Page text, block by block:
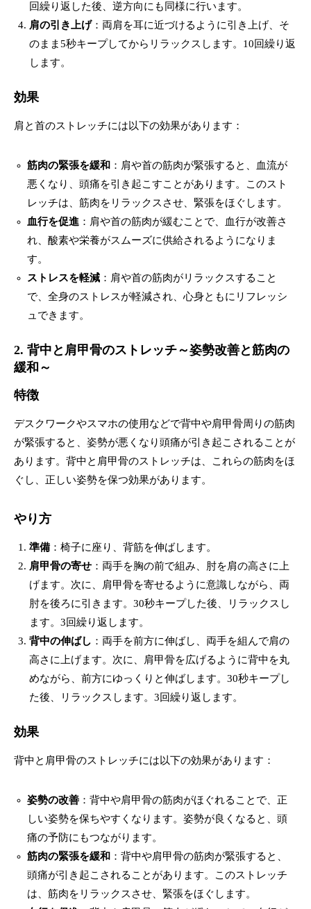
回繰り返した後、逆方向にも同様に行います。
肩の引き上げ：両肩を耳に近づけるように引き上げ、そ
のまま5秒キープしてからリラックスします。10回繰り返
します。
効果
肩と首のストレッチには以下の効果があります：
筋肉の緊張を緩和 ：肩や首の筋肉が緊張すると、血流が
悪くなり、頭痛を引き起こすことがあります。このスト
レッチは、筋肉をリラックスさせ、緊張をほぐします。
血行を促進 ：肩や首の筋肉が緩むことで、血行が改善さ
れ、酸素や栄養がスムーズに供給されるようになりま
す。
ストレスを軽減 ：肩や首の筋肉がリラックスすること
で、全身のストレスが軽減され、心身ともにリフレッシ
ュできます。
2. 背中と肩甲骨のストレッチ～姿勢改善と筋肉の
緩和～
特徴
デスクワークやスマホの使用などで背中や肩甲骨周りの筋肉
が緊張すると、姿勢が悪くなり頭痛が引き起こされることが
あります。背中と肩甲骨のストレッチは、これらの筋肉をほ
ぐし、正しい姿勢を保つ効果があります。
やり方
準備：椅子に座り、背筋を伸ばします。
肩甲骨の寄せ ：両手を胸の前で組み、肘を肩の高さに上
げます。次に、肩甲骨を寄せるように意識しながら、両
肘を後ろに引きます。30秒キープした後、リラックスし
ます。3回繰り返します。
背中の伸ばし ：両手を前方に伸ばし、両手を組んで肩の
高さに上げます。次に、肩甲骨を広げるように背中を丸
めながら、前方にゆっくりと伸ばします。30秒キープし
た後、リラックスします。3回繰り返します。
効果
背中と肩甲骨のストレッチには以下の効果があります：
姿勢の改善 ：背中や肩甲骨の筋肉がほぐれることで、正
しい姿勢を保ちやすくなります。姿勢が良くなると、頭
痛の予防にもつながります。
筋肉の緊張を緩和 ：背中や肩甲骨の筋肉が緊張すると、
頭痛が引き起こされることがあります。このストレッチ
は、筋肉をリラックスさせ、緊張をほぐします。